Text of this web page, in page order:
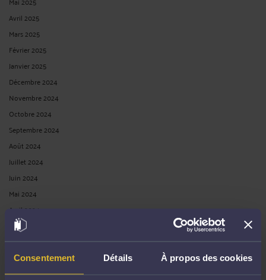
Consentement Détails À propos des cookies
Avril 2025
Mars 2025
Février 2025
Janvier 2025
Décembre 2024
Novembre 2024
Octobre 2024
Septembre 2024
Août 2024
Juillet 2024
Juin 2024
Mai 2024
Avril 2024
Mars 2024
Février 2024
Janvier 2024
Décembre 2023